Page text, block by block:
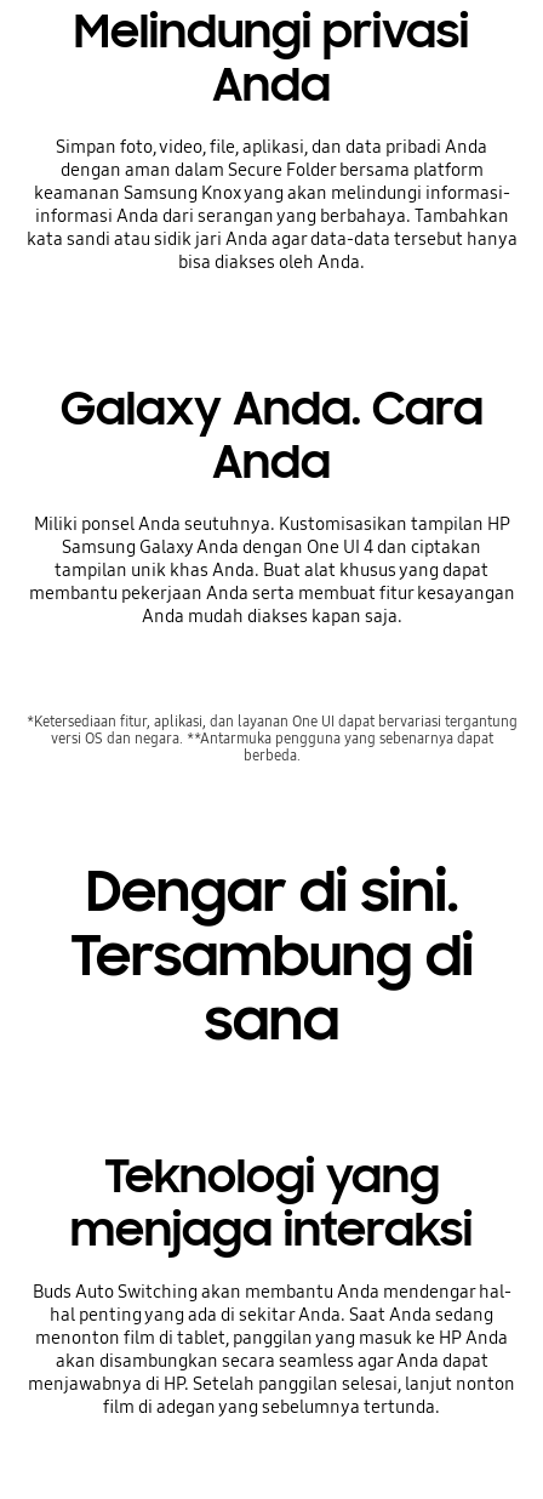
Melindungi privasi
Anda
Simpan foto, video, file, aplikasi, dan data pribadi Anda
dengan aman dalam Secure Folder bersama platform
keamanan Samsung Knox yang akan melindungi informasi-
informasi Anda dari serangan yang berbahaya. Tambahkan
kata sandi atau sidik jari Anda agar data-data tersebut hanya
bisa diakses oleh Anda.
Galaxy Anda. Cara
Anda
Miliki ponsel Anda seutuhnya. Kustomisasikan tampilan HP
Samsung Galaxy Anda dengan One UI 4 dan ciptakan
tampilan unik khas Anda. Buat alat khusus yang dapat
membantu pekerjaan Anda serta membuat fitur kesayangan
Anda mudah diakses kapan saja.
*Ketersediaan fitur, aplikasi, dan layanan One UI dapat bervariasi tergantung
versi OS dan negara. **Antarmuka pengguna yang sebenarnya dapat
berbeda.
Dengar di sini.
Tersambung di
sana
Teknologi yang
menjaga interaksi
Buds Auto Switching akan membantu Anda mendengar hal-
hal penting yang ada di sekitar Anda. Saat Anda sedang
menonton film di tablet, panggilan yang masuk ke HP Anda
akan disambungkan secara seamless agar Anda dapat
menjawabnya di HP. Setelah panggilan selesai, lanjut nonton
film di adegan yang sebelumnya tertunda.